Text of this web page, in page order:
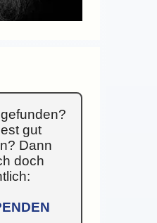
gut
Dann
doch